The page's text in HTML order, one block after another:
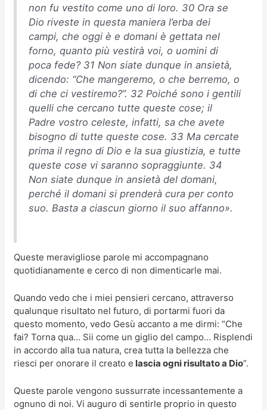
non fu vestito come uno di loro. 30 Ora se
Dio riveste in questa maniera l’erba dei
campi, che oggi è e domani è gettata nel
forno, quanto più vestirà voi, o uomini di
poca fede? 31 Non siate dunque in ansietà,
dicendo: “Che mangeremo, o che berremo, o
di che ci vestiremo?”. 32 Poiché sono i gentili
quelli che cercano tutte queste cose; il
Padre vostro celeste, infatti, sa che avete
bisogno di tutte queste cose. 33 Ma cercate
prima il regno di Dio e la sua giustizia, e tutte
queste cose vi saranno sopraggiunte. 34
Non siate dunque in ansietà del domani,
perché il domani si prenderà cura per conto
suo. Basta a ciascun giorno il suo affanno».
Queste meravigliose parole mi accompagnano
quotidianamente e cerco di non dimenticarle mai.
Quando vedo che i miei pensieri cercano, attraverso
qualunque risultato nel futuro, di portarmi fuori da
questo momento, vedo Gesù accanto a me dirmi: “Che
fai? Torna qua… Sii come un giglio del campo… Risplendi
in accordo alla tua natura, crea tutta la bellezza che
riesci per onorare il creato e lascia ogni risultato a Dio”.
Queste parole vengono sussurrate incessantemente a
ognuno di noi. Vi auguro di sentirle proprio in questo